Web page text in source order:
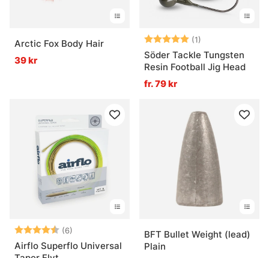
Arctic Fox Body Hair
39 kr
Betyg: (1)
Söder Tackle Tungsten
Resin Football Jig Head
fr. 79 kr
Betyg: (6)
4.8 utav 5 stjärnor
Airflo Superflo Universal
BFT Bullet Weight (lead)
Plain